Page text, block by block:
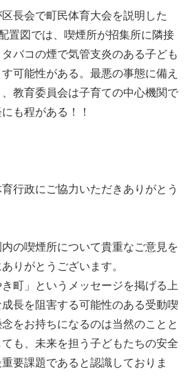
で町民体育大会を説明した
置図では、喫煙所が招集所に隣接
バコの煙で気管支炎のある子ども
可能性がある。最悪の事態に備え
教育委員会は子育ての中心機関で
も程がある！！
行政にご協力いただきありがとう
の喫煙所について貴重なご意見を
りがとうございます。
き町」というメッセージを掲げる上
長を阻害する可能性のある受動喫
をお持ちになるのは当然のことと
も、未来を担う子どもたちの安全
要課題であると認識しておりま